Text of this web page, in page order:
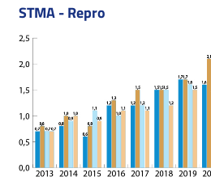
STMA - Repro